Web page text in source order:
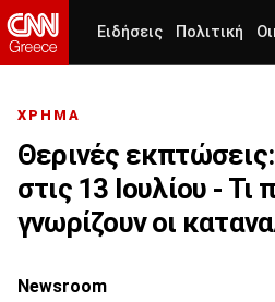
Ειδήσεις Πολιτική
ΧΡΗΜΑ
Θερινές
στις 13 Ιουλίου - Τι
γνωρίζουν οι
Newsroom